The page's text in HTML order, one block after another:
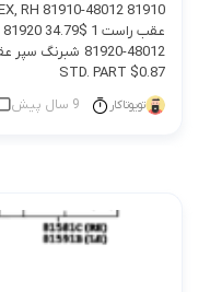
STD. PART $0.87
تویوتاکار 9 سال پیش